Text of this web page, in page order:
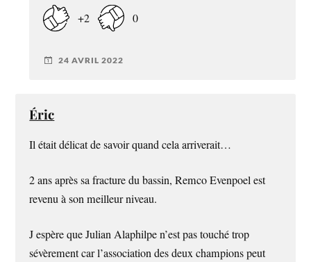
+2 0
24 AVRIL 2022
Éric
Il était délicat de savoir quand cela arriverait…
2 ans après sa fracture du bassin, Remco Evenpoel est
revenu à son meilleur niveau.
J espère que Julian Alaphilpe n’est pas touché trop
sévèrement car l’association des deux champions peut